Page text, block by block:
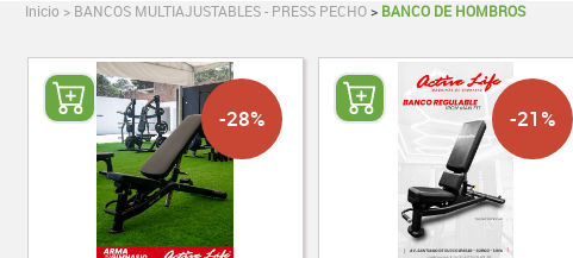
Inicio > BANCOS MULTIAJUSTABLES - PRESS PECHO> BANCO DE HOMBROS
-28% -21%